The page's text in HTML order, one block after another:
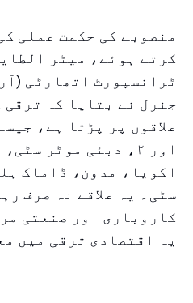
منصوبے کی حکمت عملی
کرتے ہوئے، میٹر
ٹرانسپورٹ اتھارٹی
جنرل نے بتایا کہ ترقی
اور ۲، دبئی موٹر
اکویا، مدون، ڈاماک
سٹی۔ یہ علاقے نہ صرف
کاروباری اور صنعتی
یہ اقتصادی ترقی میں